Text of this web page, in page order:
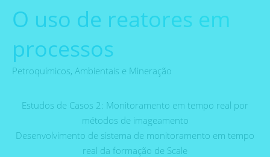
O uso de reatores em
processos
Petroquímicos, Ambientais e Mineração
Estudos de Casos 2: Monitoramento em tempo real por
métodos de imageamento
Desenvolvimento de sistema de monitoramento em tempo
real da formação de Scale